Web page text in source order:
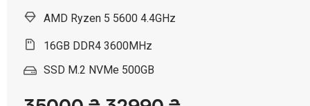
AMD Ryzen 5 5600 4.4GHz
16GB DDR4 3600MHz
SSD M.2 NVMe 500GB